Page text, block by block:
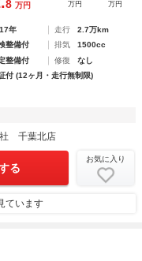
8 万円 万円 万円
年 走行
2.7万km
整備付 排気
1500cc
整備付 修復
なし
付 (12ヶ月・走行無制限)
社 千葉北店
る
お気に入り
ています